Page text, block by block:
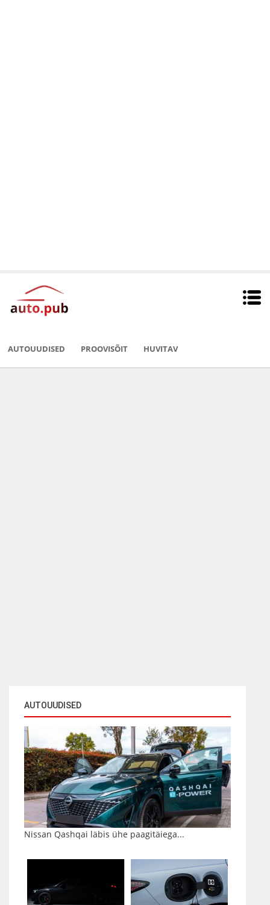
AUTOUUDISED PROOVISÕIT HUVITAV
AUTOUUDISED
Nissan Qashqai läbis ühe paagitäiega...